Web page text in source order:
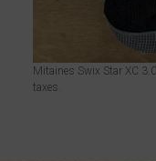
Mitaines Swix Star XC
taxes.